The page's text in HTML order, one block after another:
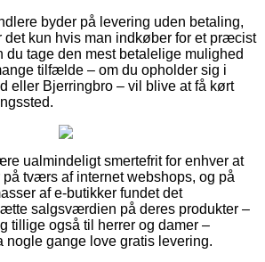
byder på levering uden betaling,
kun hvis man indkøber for et præcist
du tage den mest betalelige mulighed
tilfælde – om du opholder sig i
eller Bjerringbro – vil blive at få kørt
ualmindeligt smertefrit for enhver at
tværs af internet webshops, og på
af e-butikker fundet det
salgsværdien på deres produkter –
tillige også til herrer og damer –
nogle gange love gratis levering.